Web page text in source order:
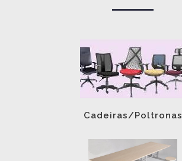
Cadeiras/Poltronas